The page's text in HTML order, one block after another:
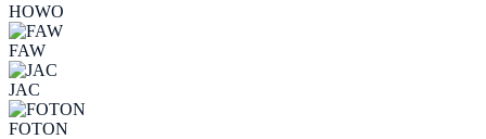
HOWO
FAW
JAC
FOTON